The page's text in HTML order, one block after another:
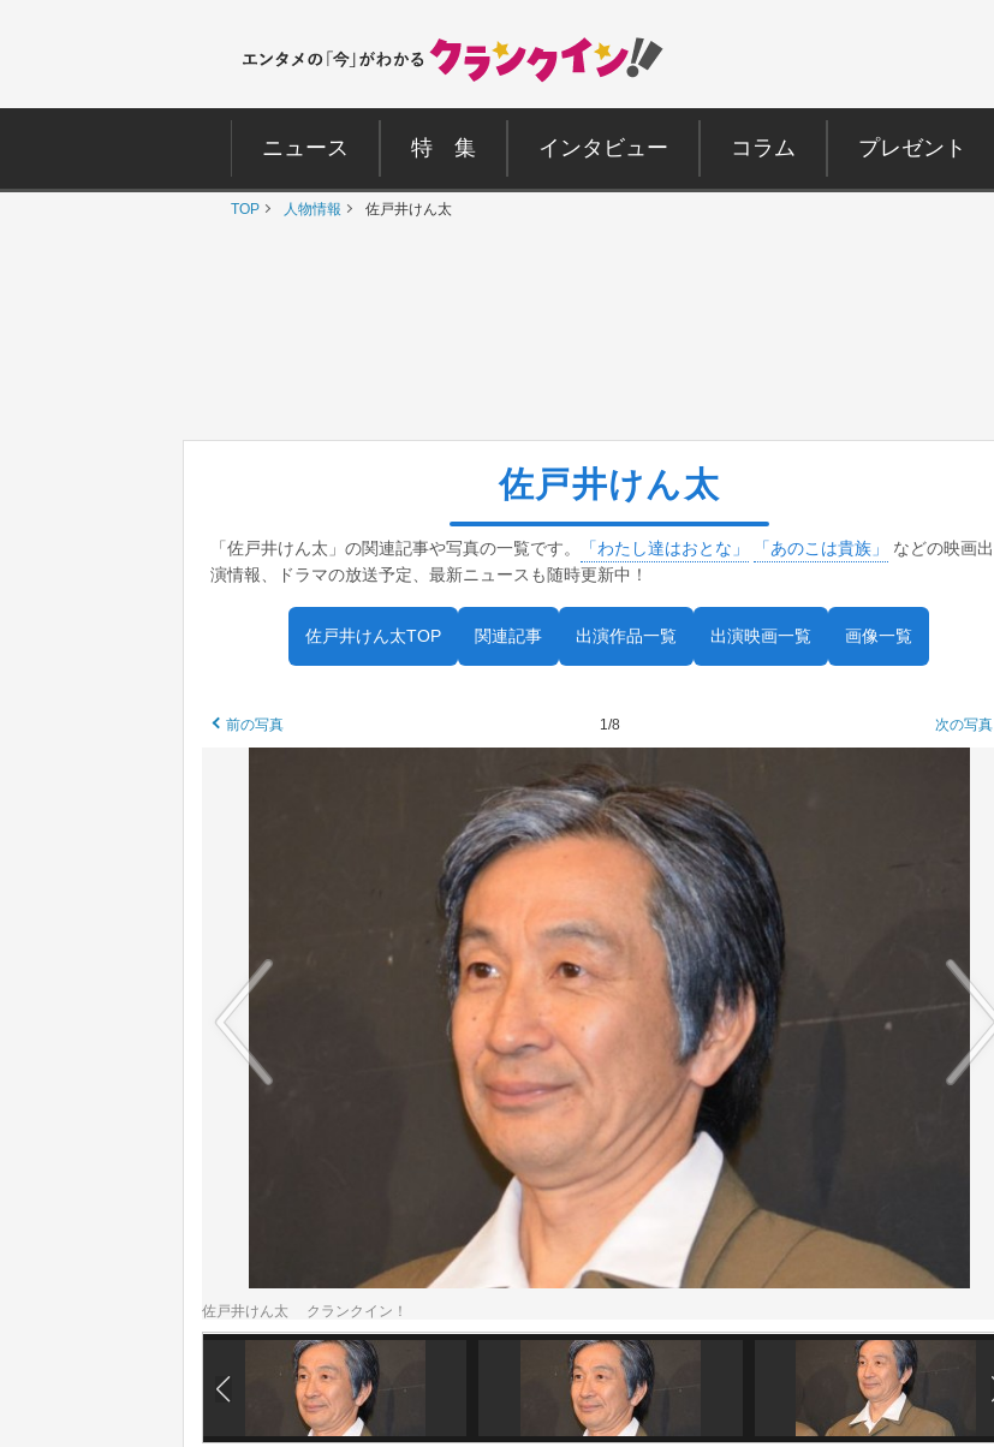
ニュース 特 集 インタビュー コラム プレゼント
TOP 人物情報 佐戸井けん太
佐戸井けん太
「佐戸井けん太」の関連記事や写真の一覧です。 「わたし達はおとな」 「あのこは貴族」
などの映画出
演情報、ドラマの放送予定、最新ニュースも随時更新中！
佐戸井けん太TOP 関連記事 出演作品一覧 出演映画一覧 画像一覧
前の写真 1/8 次の写真
佐戸井けん太 クランクイン！